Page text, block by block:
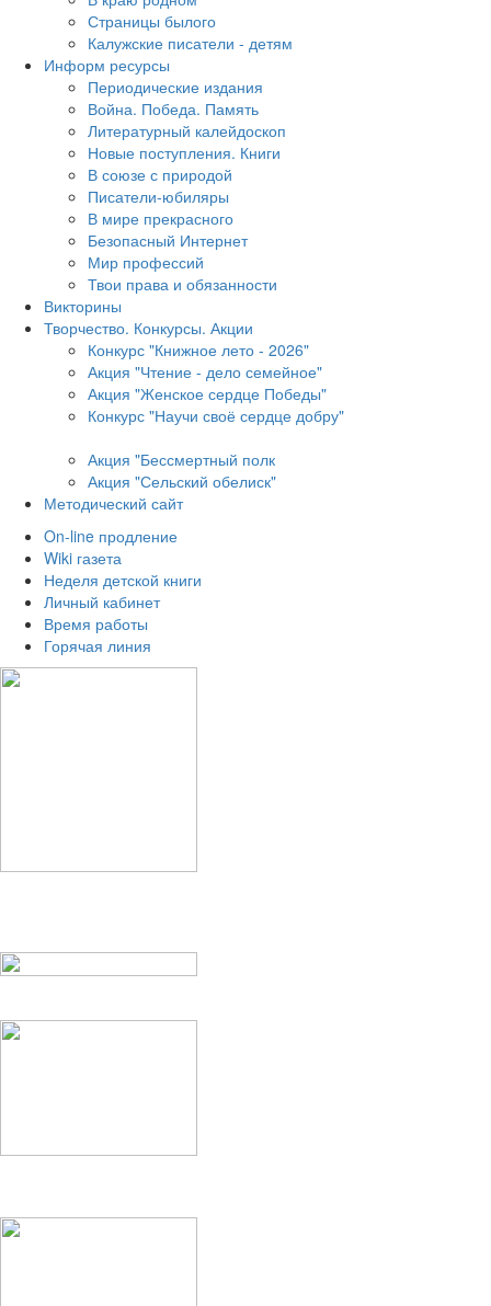
Страницы былого
Калужские писатели - детям
Информ ресурсы
Периодические издания
Война. Победа. Память
Литературный калейдоскоп
Новые поступления. Книги
В союзе с природой
Писатели-юбиляры
В мире прекрасного
Безопасный Интернет
Мир профессий
Твои права и обязанности
Викторины
Творчество. Конкурсы. Акции
Конкурс "Книжное лето - 2026"
Акция "Чтение - дело семейное"
Акция "Женское сердце Победы"
Конкурс "Научи своё сердце добру"
Акция "Бессмертный полк
Акция "Сельский обелиск"
Методический сайт
On-line продление
Wiki газета
Неделя детской книги
Личный кабинет
Время работы
Горячая линия